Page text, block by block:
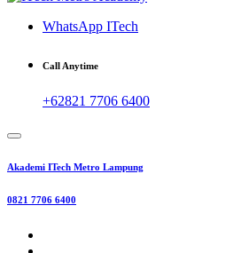
WhatsApp ITech
Call Anytime
+62821 7706 6400
Akademi ITech Metro Lampung
0821 7706 6400